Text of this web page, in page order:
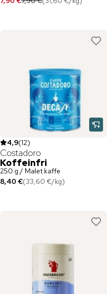
4,9(12)
Costadoro
Koffeinfri
250 g / Malet kaffe
8,40 €(33,60 €/kg)